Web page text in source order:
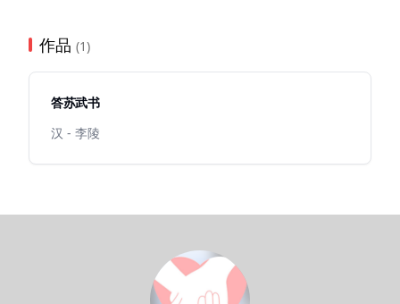
作品 (1)
答苏武书
汉 - 李陵